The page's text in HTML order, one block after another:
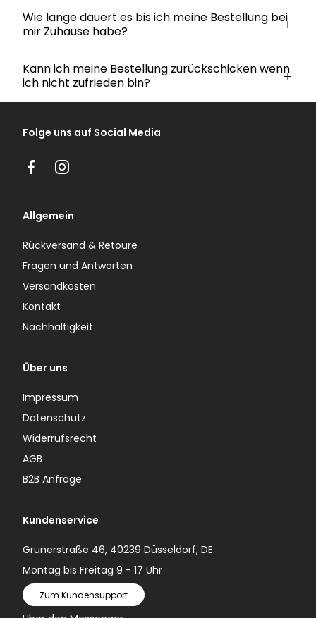
Wie lange dauert es bis ich meine Bestellung bei
mir Zuhause habe?
Kann ich meine Bestellung zurückschicken wenn
ich nicht zufrieden bin?
Folge uns auf Social Media
FacebookInstagram
Allgemein
Rückversand & Retoure
Fragen und Antworten
Versandkosten
Kontakt
Nachhaltigkeit
Über uns
Impressum
Datenschutz
Widerrufsrecht
AGB
B2B Anfrage
Kundenservice
Grunerstraße 46, 40239 Düsseldorf, DE
Montag bis Freitag 9 - 17 Uhr
Zum Kundensupport